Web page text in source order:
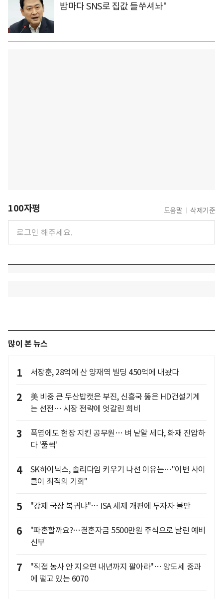
밤마다 SNS로 집값 들쑤셔놔"
100자평 도움말 삭제기준
많이 본 뉴스
1 서장훈, 28억에 산 양재역 빌딩 450억에 내놨다
2
美 비중 큰 두산밥캣은 부진, 신흥국 뚫은 HD건설기계
는 선전… 시장 전략에 엇갈린 희비
3
폭염에도 현장 지킨 공무원… 벼 낱알 세다, 화재 진압하
다 '풀썩'
4
SK하이닉스, 솔리다임 키우기 나선 이유는…"이번 사이
클이 최적의 기회"
5 "강제 국장 복귀냐"… ISA 세제 개편에 투자자 불만
6
"파혼할까요?…결혼자금 5500만원 주식으로 날린 예비
신부
7
"직접 농사 안 지으면 내년까지 팔아라"… 양도세 중과
에 떨고 있는 6070